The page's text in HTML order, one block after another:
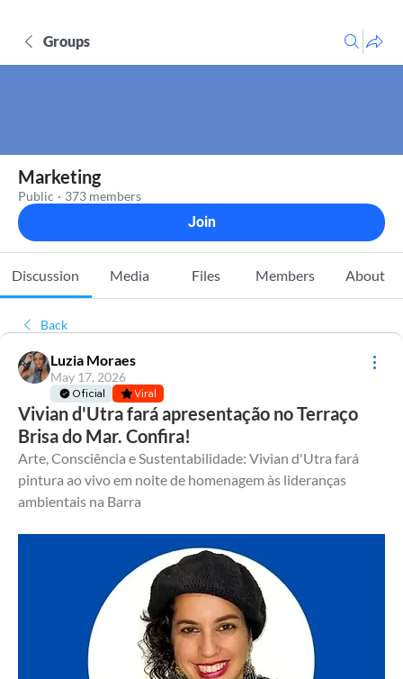
Groups
Marketing
Public · 373 members
Join
Discussion Media Files Members About
Back
Luzia Moraes
May 17, 2026
Oficial Viral
Vivian d'Utra fará apresentação no Terraço
Brisa do Mar. Confira!
Arte, Consciência e Sustentabilidade: Vivian d'Utra fará
pintura ao vivo em noite de homenagem às lideranças
ambientais na Barra